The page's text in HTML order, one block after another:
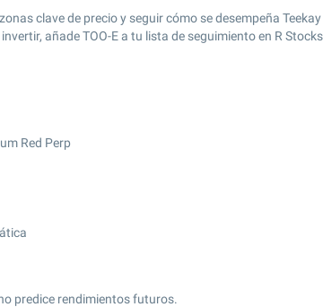
clave de precio y seguir cómo se desempeña
añade TOO-E a tu lista de seguimiento en R
Red Perp
predice rendimientos futuros.